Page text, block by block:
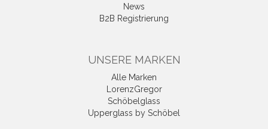
News
B2B Registrierung
UNSERE MARKEN
Alle Marken
LorenzGregor
Schöbelglass
Upperglass by Schöbel